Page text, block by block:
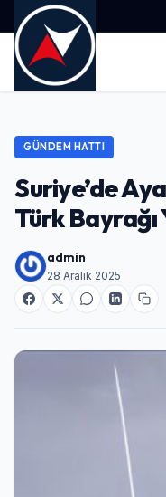
GÜNDEM HATTI
Suriye’de
Türk Bayrağı
admin
28 Aralık 2025